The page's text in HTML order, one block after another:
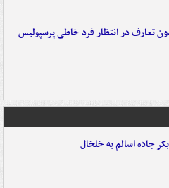
تعارف در انتظار فرد خاطی پرسپولیس
جاده اسالم به خلخال